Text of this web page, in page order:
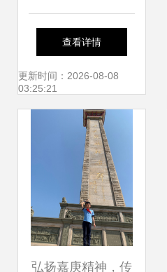
仙岳小学 实拍不一
样的六一节 厦门市
仙岳小学
查看详情
更新时间：2026-08-08
03:25:21
弘扬嘉庚精神，传